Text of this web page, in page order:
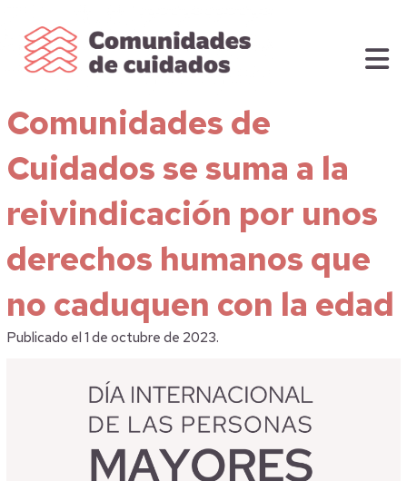
Comunidades de
Cuidados se suma a la
reivindicación por unos
derechos humanos que
no caduquen con la edad
Publicado el 1 de octubre de 2023.